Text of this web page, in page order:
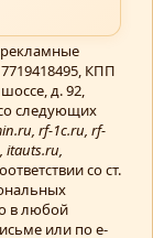
КПП
д. 92,
следующих
rf-1c.ru, rf-
itauts.ru,
со ст.
в любой
или по e-